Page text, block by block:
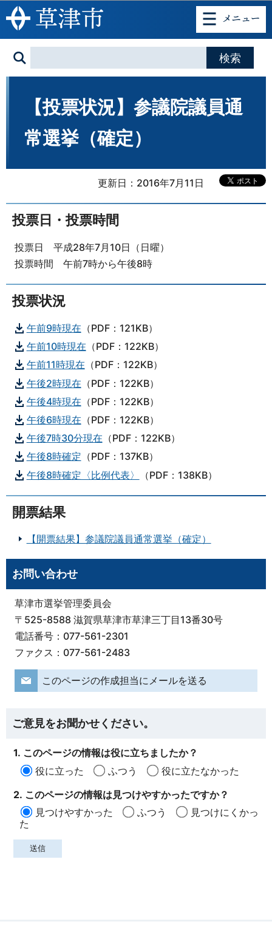
このページの本文へ移動
【投票状況】参議院議員通
常選挙（確定）
更新日：2016年7月11日
投票日・投票時間
投票日 平成28年7月10日（日曜）
投票時間 午前7時から午後8時
投票状況
午前9時現在 （PDF：121KB）
午前10時現在 （PDF：122KB）
午前11時現在 （PDF：122KB）
午後2時現在 （PDF：122KB）
午後4時現在 （PDF：122KB）
午後6時現在 （PDF：122KB）
午後7時30分現在 （PDF：122KB）
午後8時確定 （PDF：137KB）
午後8時確定〈比例代表〉
（PDF：138KB）
開票結果
【開票結果】参議院議員通常選挙（確定）
お問い合わせ
草津市選挙管理委員会
〒525-8588 滋賀県草津市草津三丁目13番30号
電話番号：077-561-2301
ファクス：077-561-2483
このページの作成担当にメールを送る
ご意見をお聞かせください。
1. このページの情報は役に立ちましたか？
役に立った
ふつう
役に立たなかった
2. このページの情報は見つけやすかったですか？
見つけやすかった
ふつう
見つけにくかっ
た